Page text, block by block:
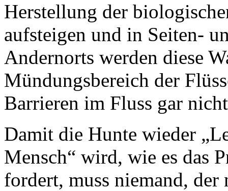
Herstellung der
aufsteigen und in Seiten-
Andernorts werden diese
Mündungsbereich der
Barrieren im Fluss gar
Damit die Hunte wieder
Mensch“ wird, wie es das
fordert, muss niemand, der